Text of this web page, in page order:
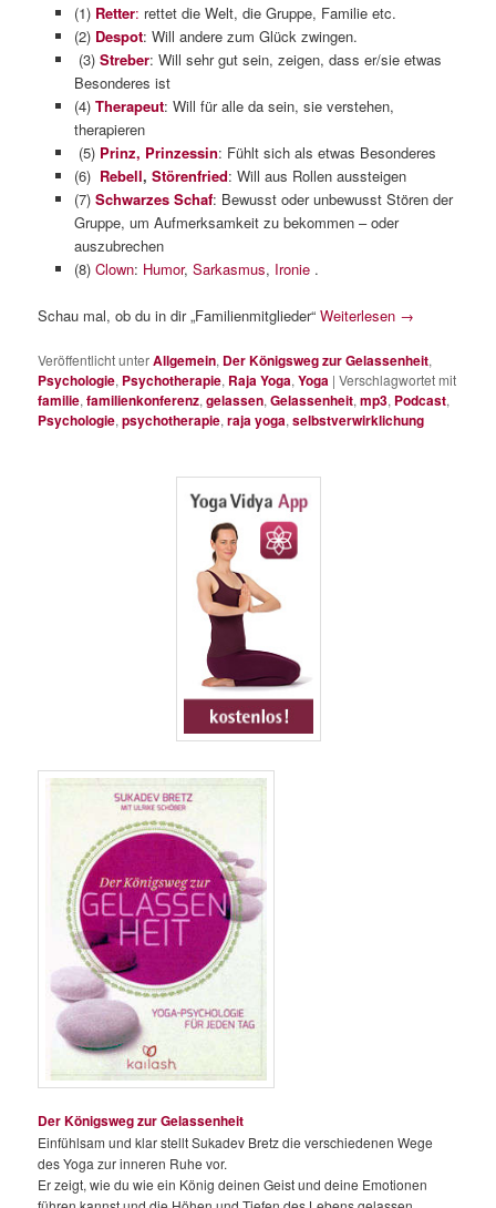
(1) Retter: rettet die Welt, die Gruppe, Familie etc.
(2) Despot: Will andere zum Glück zwingen.
(3) Streber: Will sehr gut sein, zeigen, dass er/sie etwas
Besonderes ist
(4) Therapeut: Will für alle da sein, sie verstehen,
therapieren
(5) Prinz, Prinzessin: Fühlt sich als etwas Besonderes
(6) Rebell, Störenfried: Will aus Rollen aussteigen
(7) Schwarzes Schaf: Bewusst oder unbewusst Stören der
Gruppe, um Aufmerksamkeit zu bekommen – oder
auszubrechen
(8) Clown: Humor, Sarkasmus, Ironie .
Schau mal, ob du in dir „Familienmitglieder“Weiterlesen →
Veröffentlicht unterAllgemein, Der Königsweg zur Gelassenheit,
Psychologie, Psychotherapie, Raja Yoga,Yoga |Verschlagwortet mit
familie,familienkonferenz,gelassen,Gelassenheit,mp3, Podcast,
Psychologie,psychotherapie,raja yoga,selbstverwirklichung
Der Königsweg zur Gelassenheit
Einfühlsam und klar stellt Sukadev Bretz die verschiedenen Wege
des Yoga zur inneren Ruhe vor.
Er zeigt, wie du wie ein König deinen Geist und deine Emotionen